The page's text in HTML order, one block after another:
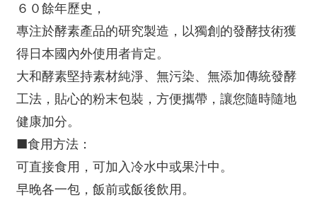
６０餘年歷史，
專注於酵素產品的研究製造，以獨創的發酵技術獲
得日本國內外使用者肯定。
大和酵素堅持素材純淨、無污染、無添加傳統發酵
工法，貼心的粉末包裝，方便攜帶，讓您隨時隨地
健康加分。
■食用方法：
可直接食用，可加入冷水中或果汁中。
早晚各一包，飯前或飯後飲用。